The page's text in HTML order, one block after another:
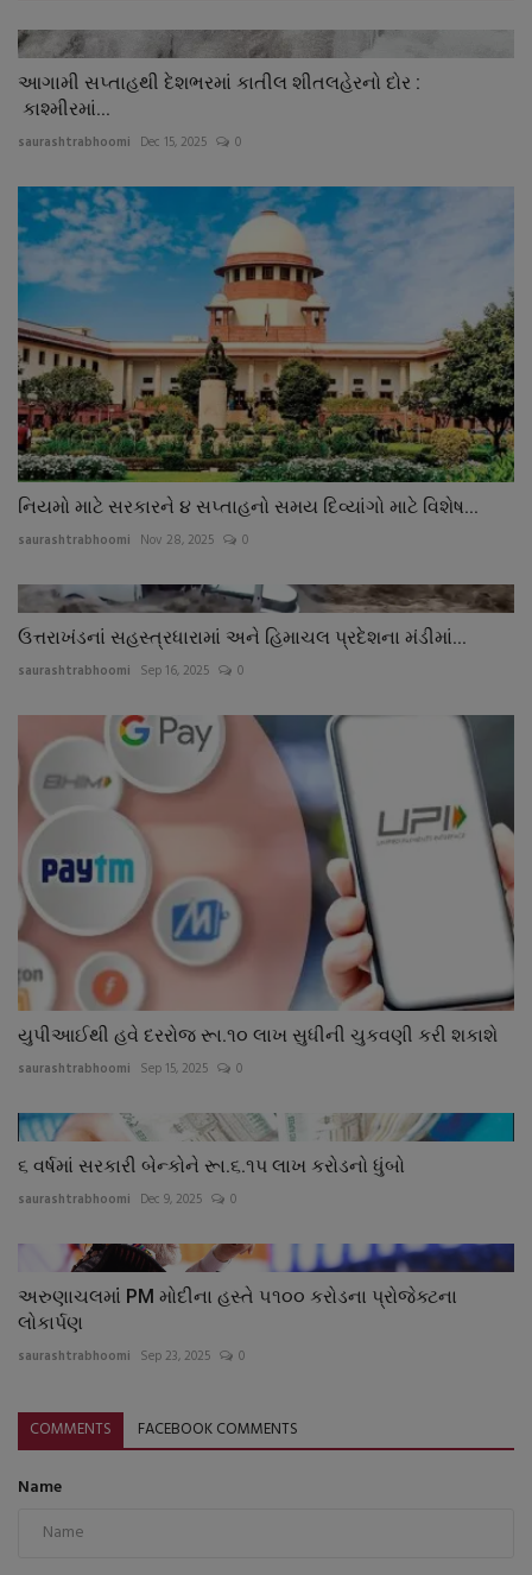
આગામી સપ્તાહથી દેશભરમાં કાતીલ શીતલહેરનો દોર :
કાશ્મીરમાં...
saurashtrabhoomi Dec 15, 2025 0
નિયમો માટે સરકારને ૪ સપ્તાહનો સમય દિવ્યાંગો માટે વિશેષ...
saurashtrabhoomi Nov 28, 2025 0
ઉત્તરાખંડનાં સહસ્ત્રધારામાં અને હિમાચલ પ્રદેશના મંડીમાં...
saurashtrabhoomi Sep 16, 2025 0
યુપીઆઈથી હવે દરરોજ રૂા.૧૦ લાખ સુધીની ચુકવણી કરી શકાશે
saurashtrabhoomi Sep 15, 2025 0
૬ વર્ષમાં સરકારી બેન્કોને રૂા.૬.૧પ લાખ કરોડનો ધુંબો
saurashtrabhoomi Dec 9, 2025 0
અરુણાચલમાંં PM મોદીના હસ્તે ૫૧૦૦ કરોડના પ્રોજેક્ટના
લોકાર્પણ
saurashtrabhoomi Sep 23, 2025 0
COMMENTS FACEBOOK COMMENTS
Name